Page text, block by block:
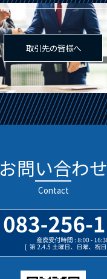
取引先の皆様へ
お問い合わせ
Contact